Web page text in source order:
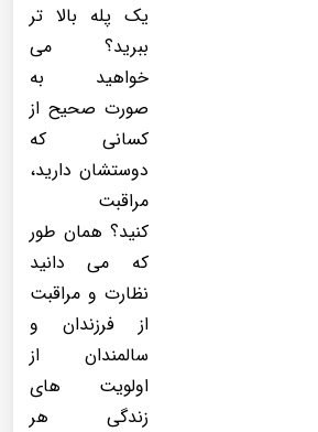
یک پله بالا تر
ببرید؟ می
خواهید به
صورت صحیح از
کسانی که
دوستشان دارید،
مراقبت
کنید؟ همان طور
که می دانید
نظارت و مراقبت
از فرزندان و
سالمندان از
اولویت های
زندگی هر